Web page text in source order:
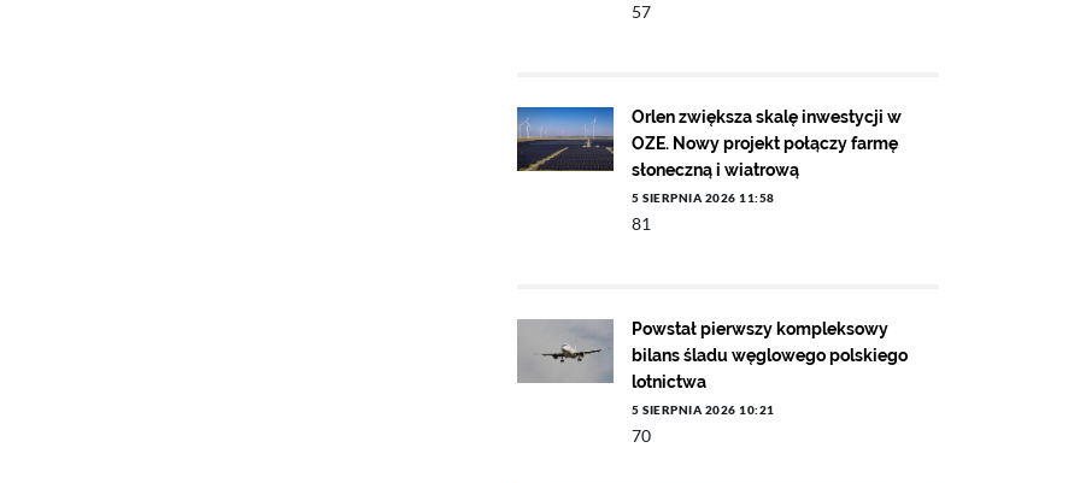
57
Orlen zwiększa skalę inwestycji w
OZE. Nowy projekt połączy farmę
słoneczną i wiatrową
5 SIERPNIA 2026 11:58
81
Powstał pierwszy kompleksowy
bilans śladu węglowego polskiego
lotnictwa
5 SIERPNIA 2026 10:21
70